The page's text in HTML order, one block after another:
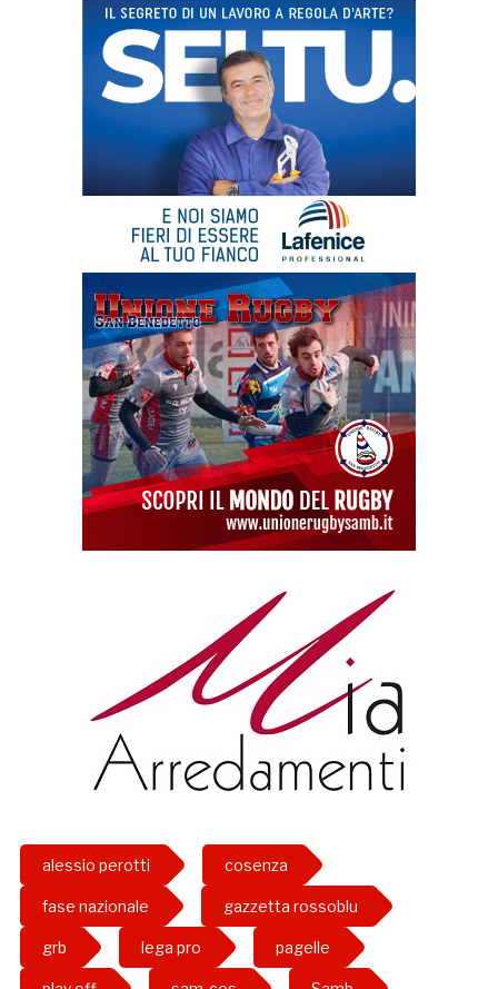
alessio perotti cosenza
fase nazionale gazzetta rossoblu
grb lega pro pagelle